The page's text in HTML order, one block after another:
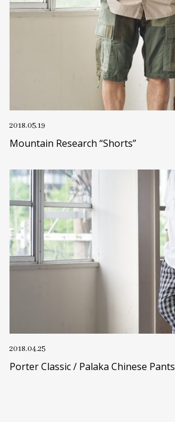
2018.05.19
Mountain Research “Shorts”
2018.04.25
Porter Classic / Palaka Chinese Pants